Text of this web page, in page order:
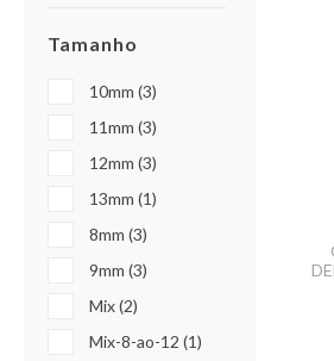
Tamanho
10mm (3)
11mm (3)
12mm (3)
13mm (1)
8mm (3)
9mm (3)
Mix (2)
Mix-8-ao-12 (1)